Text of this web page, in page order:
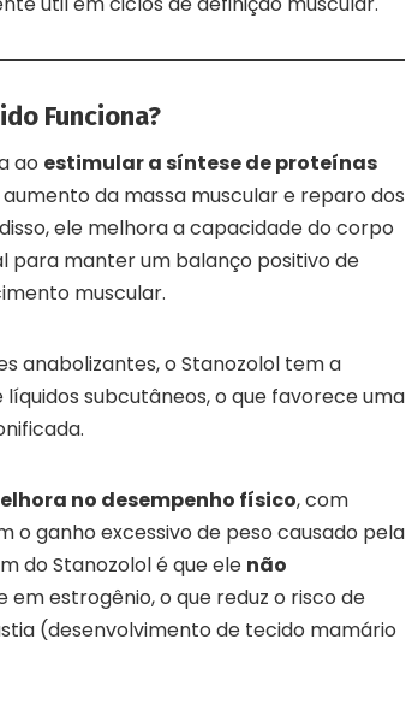
Funciona?
ao estimular a síntese de proteínas
da massa muscular e reparo dos
ele melhora a capacidade do corpo
para manter um balanço positivo de
muscular.
anabolizantes, o Stanozolol tem a
subcutâneos, o que favorece uma
no desempenho físico, com
o ganho excessivo de peso causado pela
do Stanozolol é que ele não
em estrogênio, o que reduz o risco de
(desenvolvimento de tecido mamário